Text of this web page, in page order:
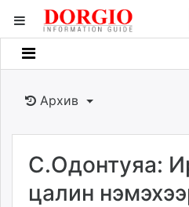
Мэдээллийн
Банк санхүү
Бизнес ААН
Төрийн
Нийслэлийн
Архив
С.Одонтуяа:
цалин